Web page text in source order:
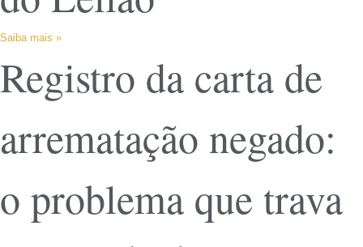
Saiba mais »
Registro da carta de
arrematação negado:
o problema que trava